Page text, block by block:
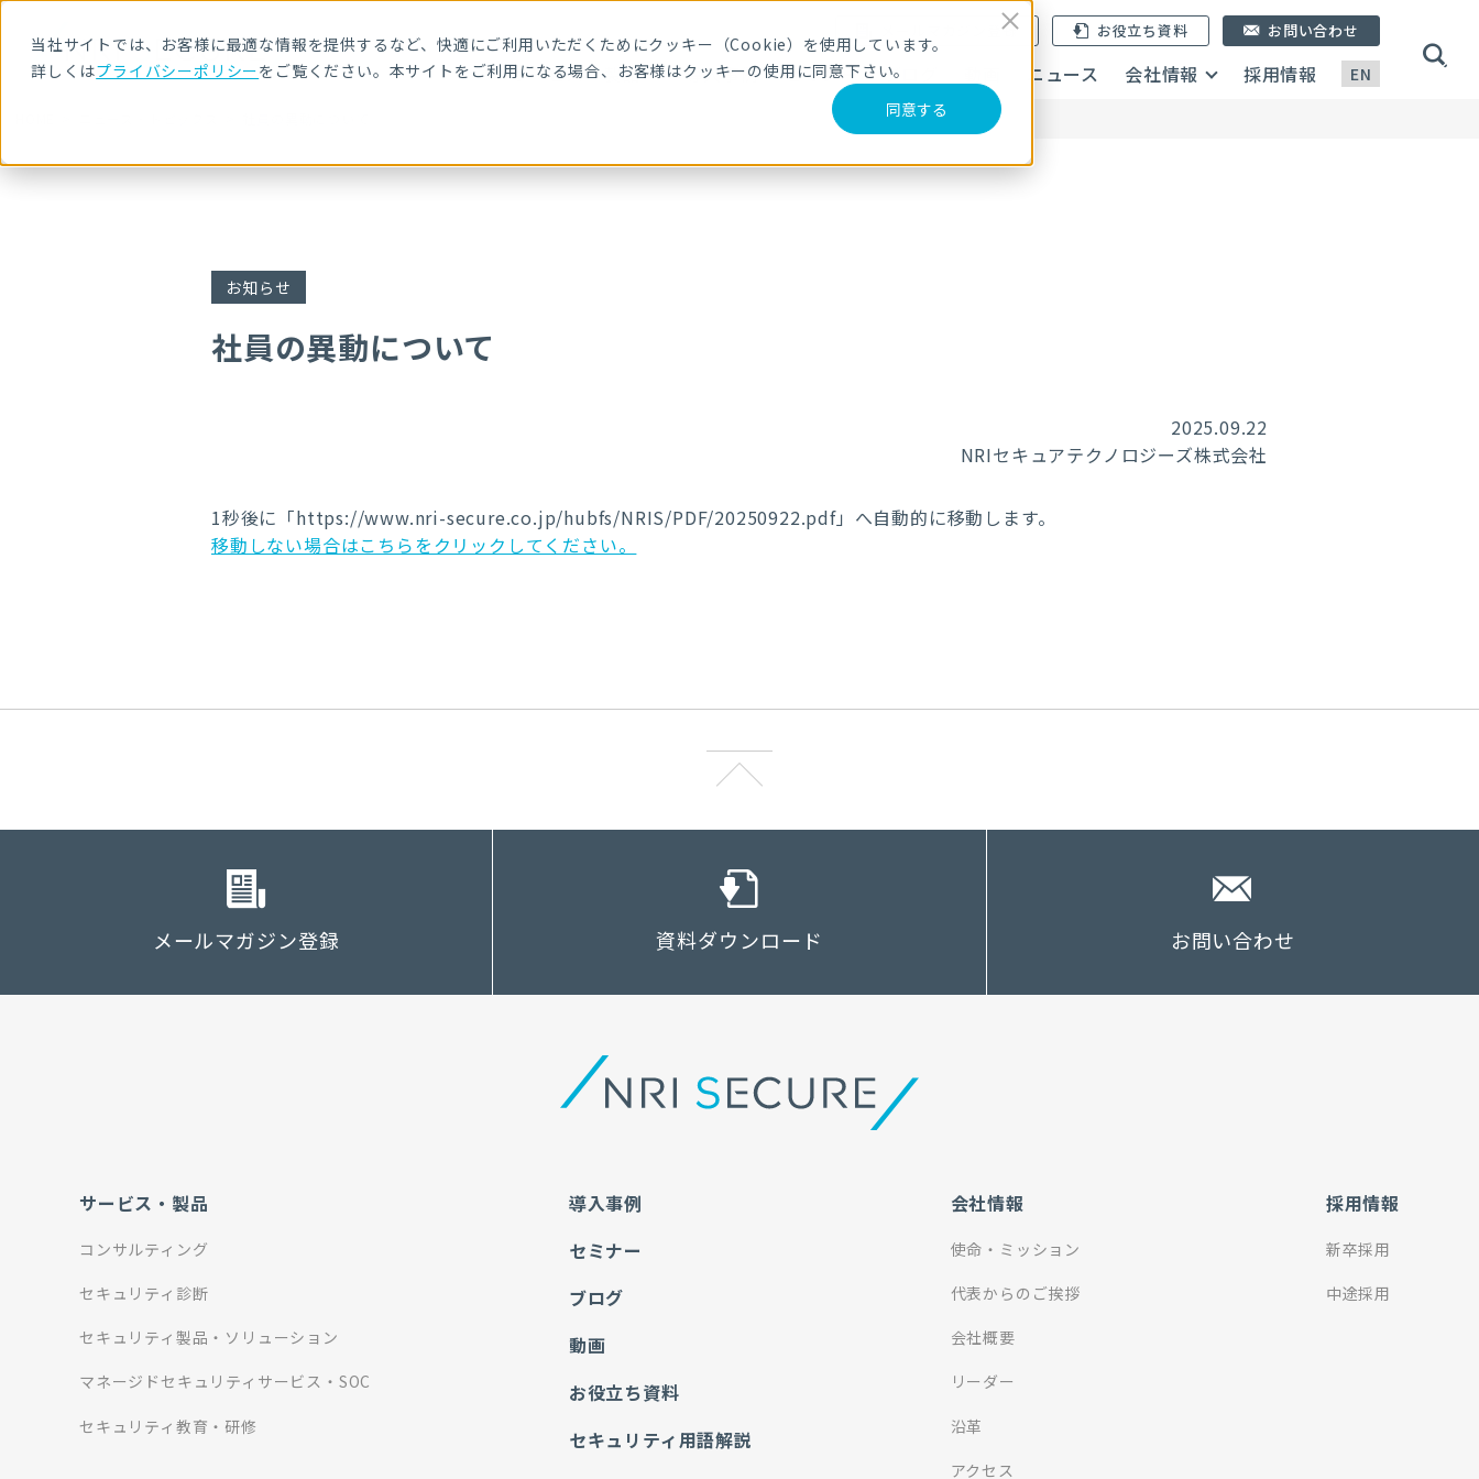
当社サイトでは、お客様に最適な情報を提供するなど、快適にご利用いただくためにクッキー（Cookie）を使用しています。
詳しくはプライバシーポリシーをご覧ください。本サイトをご利用になる場合、お客様はクッキーの使用に同意下さい。
同意する
EN
メールマガジン登録 お役立ち資料
サービス・製品 導入事例 セミナー ブログ ニュース 会社情報 採用情報
お問い合わせ
お知らせ
社員の異動について
2025.09.22
NRIセキュアテクノロジーズ株式会社
1秒後に「https://www.nri-secure.co.jp/hubfs/NRIS/PDF/20250922.pdf」へ自動的に移動します。
移動しない場合はこちらをクリックしてください。
メールマガジン登録 資料ダウンロード お問い合わせ
サービス・製品
コンサルティング
セキュリティ診断
セキュリティ製品・ソリューション
マネージドセキュリティサービス・SOC
セキュリティ教育・研修
導入事例
セミナー
ブログ
動画
お役立ち資料
セキュリティ用語解説
会社情報
使命・ミッション
代表からのご挨拶
会社概要
リーダー
沿革
アクセス
採用情報
新卒採用
中途採用